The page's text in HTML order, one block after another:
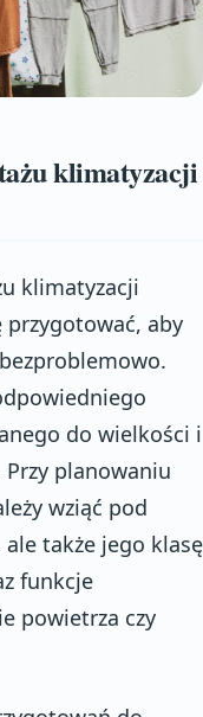
klimatyzacji
klimatyzacji
aby
do wielkości i
planowaniu
wziąć pod
także jego klasę
funkcje
powietrza czy